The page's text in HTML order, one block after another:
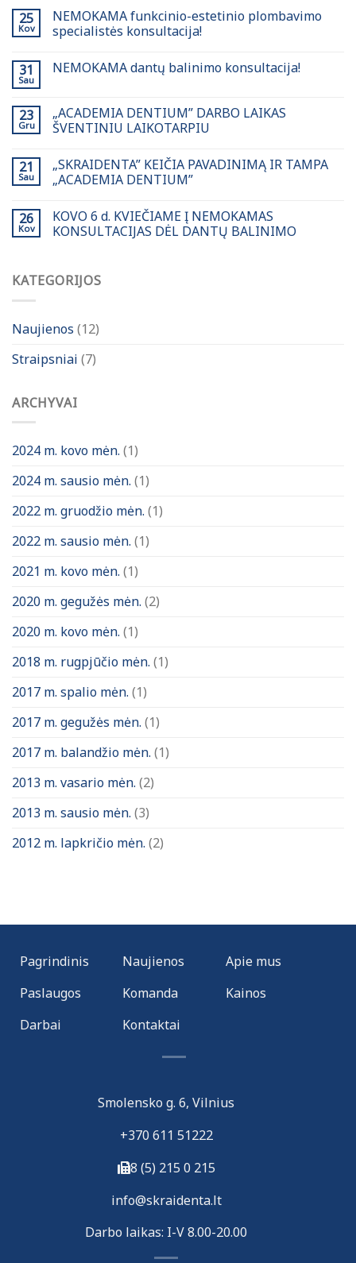
25
Kov
NEMOKAMA funkcinio-estetinio plombavimo
specialistės konsultacija!
31
Sau
NEMOKAMA dantų balinimo konsultacija!
23
Gru
„ACADEMIA DENTIUM” DARBO LAIKAS
ŠVENTINIU LAIKOTARPIU
21
Sau
„SKRAIDENTA” KEIČIA PAVADINIMĄ IR TAMPA
„ACADEMIA DENTIUM”
26
Kov
KOVO 6 d. KVIEČIAME Į NEMOKAMAS
KONSULTACIJAS DĖL DANTŲ BALINIMO
KATEGORIJOS
Naujienos (12)
Straipsniai (7)
ARCHYVAI
2024 m. kovo mėn. (1)
2024 m. sausio mėn. (1)
2022 m. gruodžio mėn. (1)
2022 m. sausio mėn. (1)
2021 m. kovo mėn. (1)
2020 m. gegužės mėn. (2)
2020 m. kovo mėn. (1)
2018 m. rugpjūčio mėn. (1)
2017 m. spalio mėn. (1)
2017 m. gegužės mėn. (1)
2017 m. balandžio mėn. (1)
2013 m. vasario mėn. (2)
2013 m. sausio mėn. (3)
2012 m. lapkričio mėn. (2)
Pagrindinis Naujienos
Apie mus
Paslaugos
Komanda
Kainos
Darbai
Kontaktai
Smolensko g. 6, Vilnius
+370 611 51222
8 (5) 215 0 215
info@skraidenta.lt
Darbo laikas: I-V 8.00-20.00